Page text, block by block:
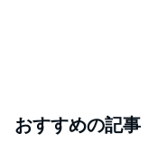
おすすめの記事